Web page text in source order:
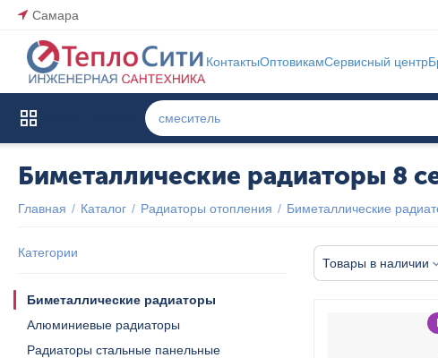
Самара
КонтактыОптовикамСервисный центр
Биметаллические радиаторы 8
Главная / Каталог / Радиаторы отопления / Биметаллические
Товары в наличии
Категории
Биметаллические радиаторы
Алюминиевые радиаторы
Радиаторы стальные панельные